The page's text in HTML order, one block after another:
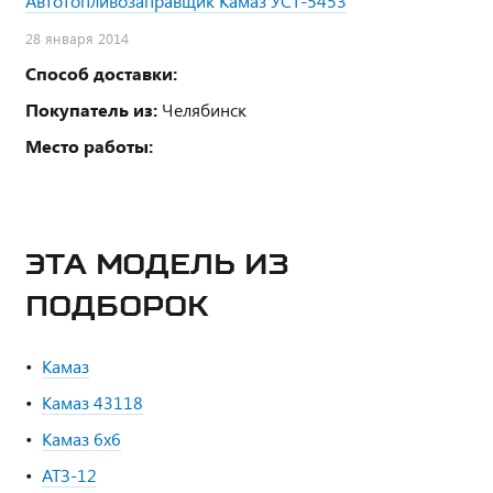
28 января 2014
Способ доставки:
Покупатель из: Челябинск
Место работы:
ЭТА МОДЕЛЬ ИЗ
ПОДБОРОК
Камаз
Камаз 43118
Камаз 6х6
АТЗ-12